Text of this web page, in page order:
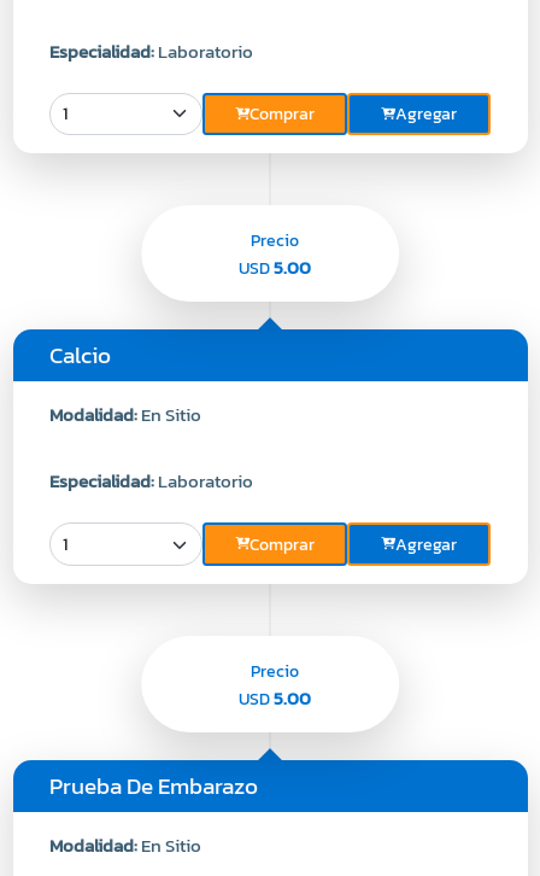
Especialidad:Laboratorio
Comprar Agregar
Calcio
Modalidad:En Sitio
Especialidad:Laboratorio
Comprar Agregar
Precio
USD5.00
Prueba De Embarazo
Modalidad:En Sitio
Precio
USD5.00